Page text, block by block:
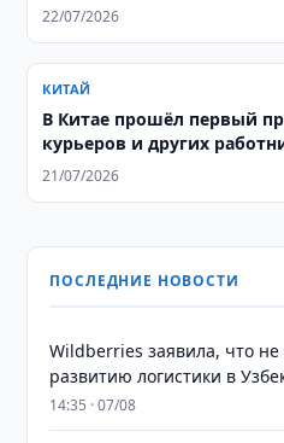
22/07/2026
КИТАЙ
В Китае прошёл первый
курьеров и других
занятости
21/07/2026
ПОСЛЕДНИЕ НОВОСТИ
Wildberries заявила, что
развитию логистики в
14:35 · 07/08